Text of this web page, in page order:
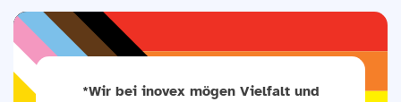
*Wir bei inovex mögen Vielfalt und